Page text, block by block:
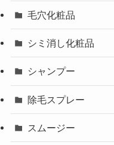
毛穴化粧品
シミ消し化粧品
シャンプー
除毛スプレー
スムージー